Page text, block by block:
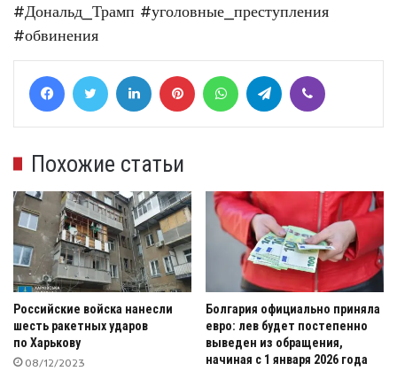
#Дональд_Трамп #уголовные_преступления
#обвинения
FacebookTwitter LinkedIn Pinterest WhatsAppTelegram
Похожие статьи
Российские войска нанесли
шесть ракетных ударов
по Харькову
08/12/2023
Болгария официально приняла
евро: лев будет постепенно
выведен из обращения,
начиная с 1 января 2026 года